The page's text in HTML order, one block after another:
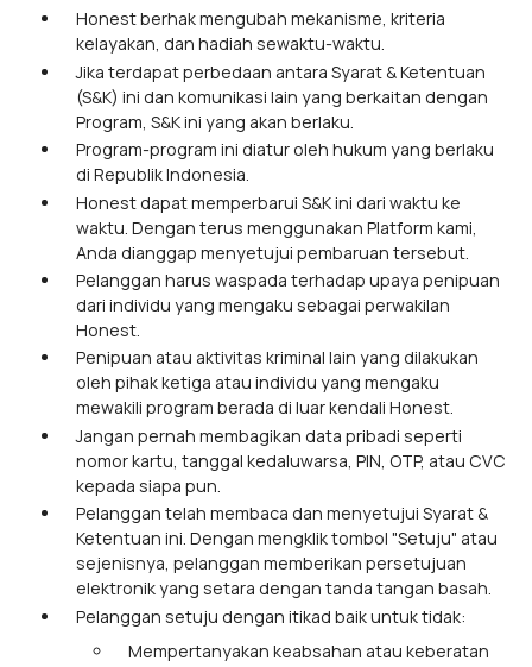
Honest berhak mengubah mekanisme, kriteria
kelayakan, dan hadiah sewaktu-waktu.
Jika terdapat perbedaan antara Syarat & Ketentuan
(S&K) ini dan komunikasi lain yang berkaitan dengan
Program, S&K ini yang akan berlaku.
Program-program ini diatur oleh hukum yang berlaku
di Republik Indonesia.
Honest dapat memperbarui S&K ini dari waktu ke
waktu. Dengan terus menggunakan Platform kami,
Anda dianggap menyetujui pembaruan tersebut.
Pelanggan harus waspada terhadap upaya penipuan
dari individu yang mengaku sebagai perwakilan
Honest.
Penipuan atau aktivitas kriminal lain yang dilakukan
oleh pihak ketiga atau individu yang mengaku
mewakili program berada di luar kendali Honest.
Jangan pernah membagikan data pribadi seperti
nomor kartu, tanggal kedaluwarsa, PIN, OTP, atau CVC
kepada siapa pun.
Pelanggan telah membaca dan menyetujui Syarat &
Ketentuan ini. Dengan mengklik tombol "Setuju" atau
sejenisnya, pelanggan memberikan persetujuan
elektronik yang setara dengan tanda tangan basah.
Pelanggan setuju dengan itikad baik untuk tidak:
Mempertanyakan keabsahan atau keberatan